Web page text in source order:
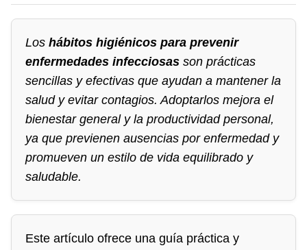
Los hábitos higiénicos para prevenir
enfermedades infecciosas son prácticas
sencillas y efectivas que ayudan a mantener la
salud y evitar contagios. Adoptarlos mejora el
bienestar general y la productividad personal,
ya que previenen ausencias por enfermedad y
promueven un estilo de vida equilibrado y
saludable.
Este artículo ofrece una guía práctica y